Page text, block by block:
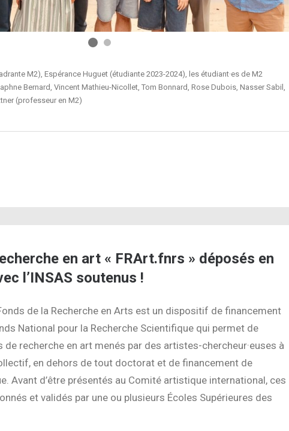
M2), Espérance Huguet (étudiante 2023-2024), les étudiant·es de M2
Bernard, Vincent Mathieu-Nicollet, Tom Bonnard, Rose Dubois, Nasser Sabil,
(professeur en M2)
en art « FRArt.fnrs » déposés en
l’INSAS soutenus !
de la Recherche en Arts est un dispositif de financement
National pour la Recherche Scientifique qui permet de
recherche en art menés par des artistes-chercheur·euses à
en dehors de tout doctorat et de financement de
Avant d’être présentés au Comité artistique international, ces
et validés par une ou plusieurs Écoles Supérieures des